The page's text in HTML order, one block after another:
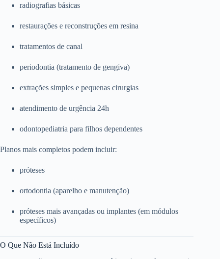
radiografias básicas
restaurações e reconstruções em resina
tratamentos de canal
periodontia (tratamento de gengiva)
extrações simples e pequenas cirurgias
atendimento de urgência 24h
odontopediatria para filhos dependentes
Planos mais completos podem incluir:
próteses
ortodontia (aparelho e manutenção)
próteses mais avançadas ou implantes (em módulos
específicos)
O Que Não Está Incluído